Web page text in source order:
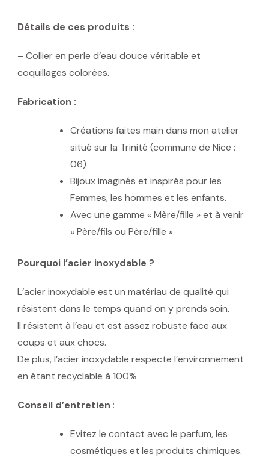
Détails de ces produits :
– Collier en perle d’eau douce véritable et
coquillages colorées.
Fabrication :
Créations faites main dans mon atelier
situé sur la Trinité (commune de Nice :
06)
Bijoux imaginés et inspirés pour les
Femmes, les hommes et les enfants.
Avec une gamme « Mère/fille » et à venir
« Père/fils ou Père/fille »
Pourquoi l’acier inoxydable ?
L’acier inoxydable est un matériau de qualité qui
résistent dans le temps quand on y prends soin.
Il résistent à l’eau et est assez robuste face aux
coups et aux chocs.
De plus, l’acier inoxydable respecte l’environnement
en étant recyclable à 100%
Conseil d’entretien :
Evitez le contact avec le parfum, les
cosmétiques et les produits chimiques.